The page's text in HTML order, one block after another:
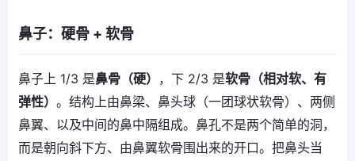
鼻子：硬骨 + 软骨
鼻子上 1/3 是鼻骨（硬） ，下 2/3 是软骨（相对软、有
弹性） 。结构上由鼻梁、鼻头球（一团球状软骨）、两侧
鼻翼、以及中间的鼻中隔组成。鼻孔不是两个简单的洞，
而是朝向斜下方、由鼻翼软骨围出来的开口。把鼻头当